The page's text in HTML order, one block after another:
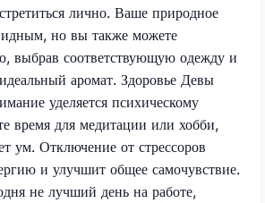
лично. Ваше природное
но вы также можете
выбрав соответствующую одежду и
аромат. Здоровье Девы
уделяется психическому
время для медитации или хобби,
ум. Отключение от стрессоров
и улучшит общее самочувствие.
не лучший день на работе,